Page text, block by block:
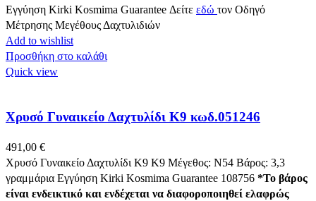
Εγγύηση Kirki Kosmima Guarantee Δείτε εδώ τον Οδηγό
Μέτρησης Μεγέθους Δαχτυλιδιών
Add to wishlist
Προσθήκη στο καλάθι
Quick view
Χρυσό Γυναικείο Δαχτυλίδι Κ9 κωδ.051246
491,00 €
Χρυσό Γυναικείο Δαχτυλίδι Κ9 K9 Μέγεθος: Ν54 Βάρος: 3,3
γραμμάρια Εγγύηση Kirki Kosmima Guarantee 108756 *Το βάρος
είναι ενδεικτικό και ενδέχεται να διαφοροποιηθεί ελαφρώς